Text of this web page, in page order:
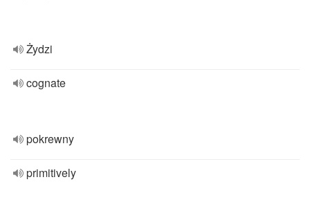
Żydzi
cognate
pokrewny
primitively